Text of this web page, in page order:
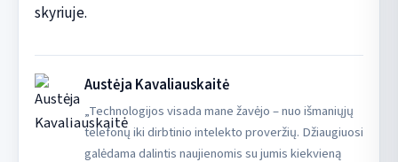
skyriuje.
Austėja Kavaliauskaitė
„Technologijos visada mane žavėjo – nuo išmaniųjų
telefonų iki dirbtinio intelekto proveržių. Džiaugiuosi
galėdama dalintis naujienomis su jumis kiekvieną